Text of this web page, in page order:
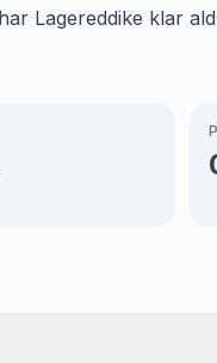
Lagereddike klar